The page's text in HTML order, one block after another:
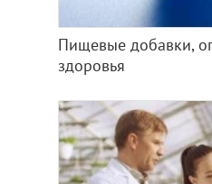
Пищевые добавки,
здоровья